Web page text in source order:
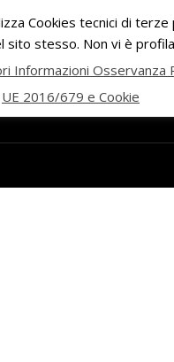
Cookies tecnici di terze
sito stesso. Non vi è
Informazioni Osservanza
UE 2016/679 e Cookie